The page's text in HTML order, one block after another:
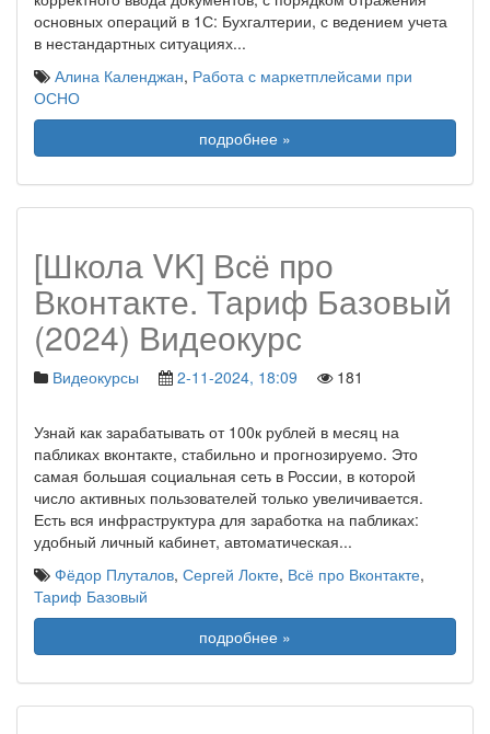
основных операций в 1С: Бухгалтерии, с ведением учета
в нестандартных ситуациях...
Алина Календжан, Работа с маркетплейсами при
ОСНО
подробнее »
[Школа VK] Всё про
Вконтакте. Тариф Базовый
(2024) Видеокурс
Видеокурсы 2-11-2024, 18:09 181
Узнай как зарабатывать от 100к рублей в месяц на
пабликах вконтакте, стабильно и прогнозируемо. Это
самая большая социальная сеть в России, в которой
число активных пользователей только увеличивается.
Есть вся инфраструктура для заработка на пабликах:
удобный личный кабинет, автоматическая...
Фёдор Плуталов, Сергей Локте, Всё про Вконтакте,
Тариф Базовый
подробнее »